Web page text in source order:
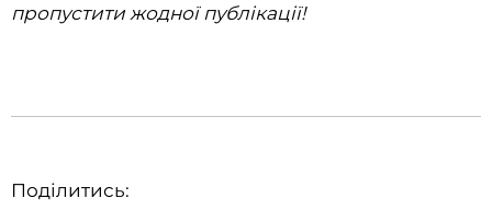
пропустити жодної публікації!
Поділитись: